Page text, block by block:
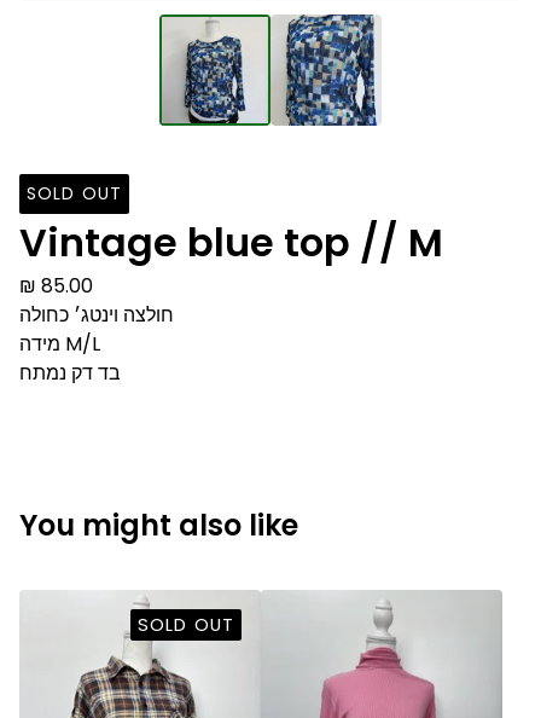
SOLD OUT
Vintage blue top // M
₪ 85.00
חולצה וינטג׳ כחולה
מידה M/L
בד דק נמתח
You might also like
SOLD OUT